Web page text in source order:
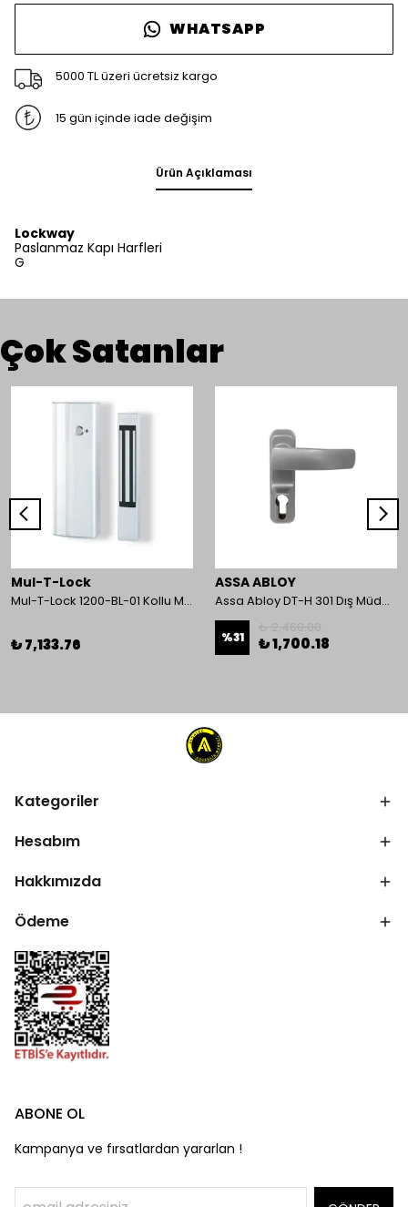
WHATSAPP
5000 TL üzeri ücretsiz kargo
15 gün içinde iade değişim
Ürün Açıklaması
Lockway
Paslanmaz Kapı Harfleri
G
Çok Satanlar
Mul-T-Lock
Mul-T-Lock 1200-BL-01 Kollu Manyetik Kilit 272 kg 600 Lbs
₺ 7,133.76
ASSA ABLOY
Assa Abloy DT-H 301 Dış Müdahale Kolu
%31 ₺ 1,700.18
Kategoriler
Hesabım
Hakkımızda
Ödeme
ABONE OL
Kampanya ve fırsatlardan yararlan !